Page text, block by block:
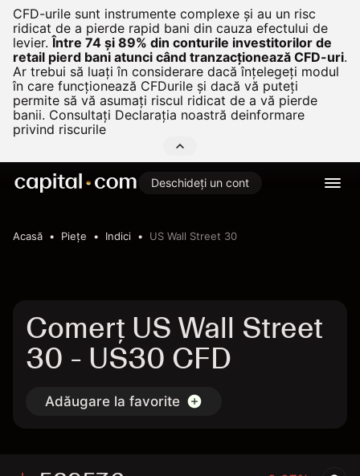
CFD-urile sunt instrumente complexe și au un risc
ridicat de a pierde rapid bani din cauza efectului de
levier. Între 74 și 89% din conturile investitorilor de
retail pierd bani atunci când tranzacționează CFD-uri.
Ar trebui să luați în considerare dacă înțelegeți modul
în care funcționează CFDurile și dacă vă puteți
permite să vă asumați riscul ridicat de a vă pierde
banii. Consultați Declarația noastră deinformare
privind riscurile
Deschideți un cont
Acasă Pieţe Indici US Wall Street 30
Comerț US Wall Street
30 - US30 CFD
Adăugare la favorite